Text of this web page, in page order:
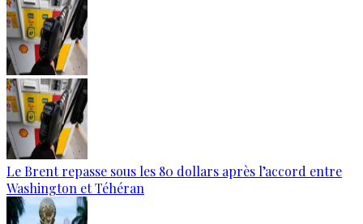
Le Brent repasse sous les 80 dollars après l’accord entre
Washington et Téhéran